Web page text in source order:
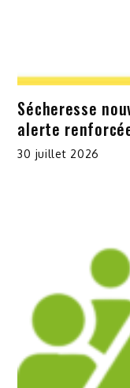
Sécheresse
alerte
30 juillet 2026